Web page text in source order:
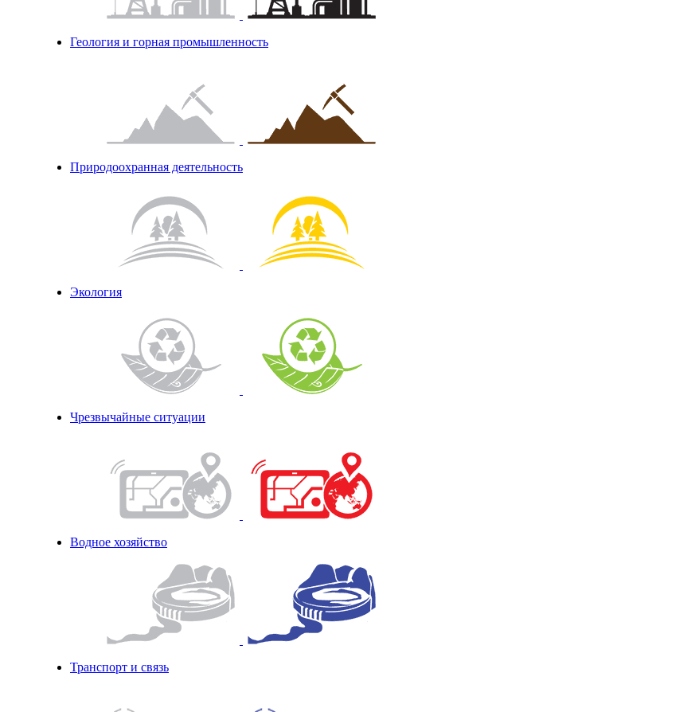
Геология и горная промышленность
Природоохранная деятельность
Экология
Чрезвычайные ситуации
Водное хозяйство
Транспорт и связь